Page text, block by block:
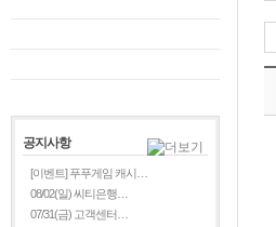
공지사항
[이벤트] 푸푸게임 캐시…
08/02(일) 씨티은행…
07/31(금) 고객센터…